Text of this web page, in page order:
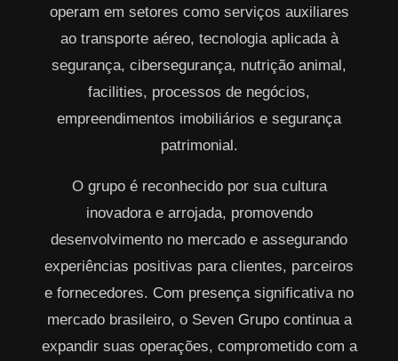
operam em setores como serviços auxiliares
ao transporte aéreo, tecnologia aplicada à
segurança, cibersegurança, nutrição animal,
facilities, processos de negócios,
empreendimentos imobiliários e segurança
patrimonial.
O grupo é reconhecido por sua cultura
inovadora e arrojada, promovendo
desenvolvimento no mercado e assegurando
experiências positivas para clientes, parceiros
e fornecedores. Com presença significativa no
mercado brasileiro, o Seven Grupo continua a
expandir suas operações, comprometido com a